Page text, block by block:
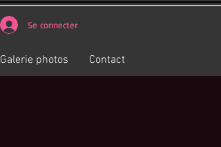
Se connecter
Galerie photos Contact